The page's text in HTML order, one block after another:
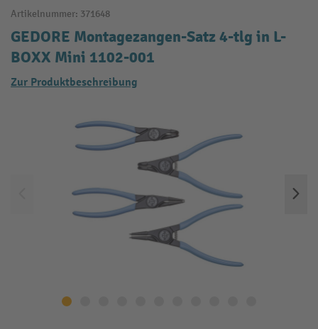
Artikelnummer: 371648
GEDORE Montagezangen-Satz 4-tlg in L-
BOXX Mini 1102-001
Zur Produktbeschreibung